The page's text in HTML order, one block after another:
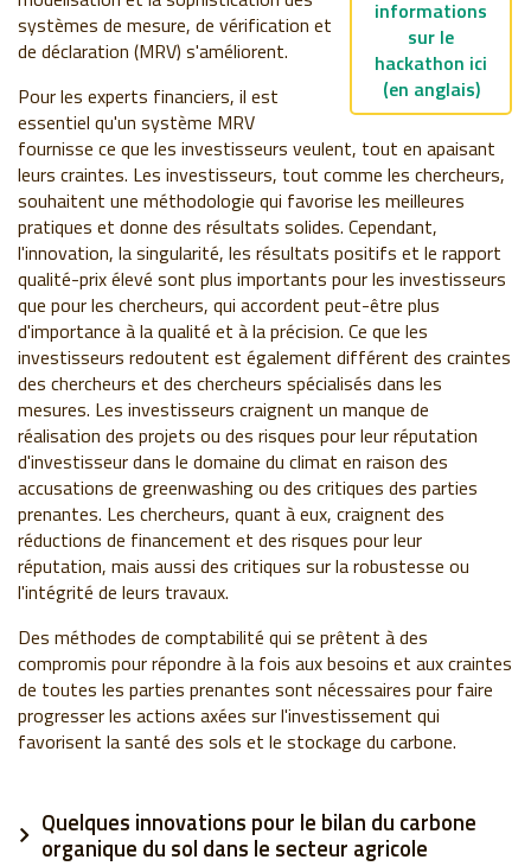
informations
sur le
hackathon ici
(en anglais)
systèmes de mesure, de vérification et
de déclaration (MRV) s'améliorent.
Pour les experts financiers, il est
essentiel qu'un système MRV
fournisse ce que les investisseurs veulent, tout en apaisant
leurs craintes. Les investisseurs, tout comme les chercheurs,
souhaitent une méthodologie qui favorise les meilleures
pratiques et donne des résultats solides. Cependant,
l'innovation, la singularité, les résultats positifs et le rapport
qualité-prix élevé sont plus importants pour les investisseurs
que pour les chercheurs, qui accordent peut-être plus
d'importance à la qualité et à la précision. Ce que les
investisseurs redoutent est également différent des craintes
des chercheurs et des chercheurs spécialisés dans les
mesures. Les investisseurs craignent un manque de
réalisation des projets ou des risques pour leur réputation
d'investisseur dans le domaine du climat en raison des
accusations de greenwashing ou des critiques des parties
prenantes. Les chercheurs, quant à eux, craignent des
réductions de financement et des risques pour leur
réputation, mais aussi des critiques sur la robustesse ou
l'intégrité de leurs travaux.
Des méthodes de comptabilité qui se prêtent à des
compromis pour répondre à la fois aux besoins et aux craintes
de toutes les parties prenantes sont nécessaires pour faire
progresser les actions axées sur l'investissement qui
favorisent la santé des sols et le stockage du carbone.
Quelques innovations pour le bilan du carbone
organique du sol dans le secteur agricole